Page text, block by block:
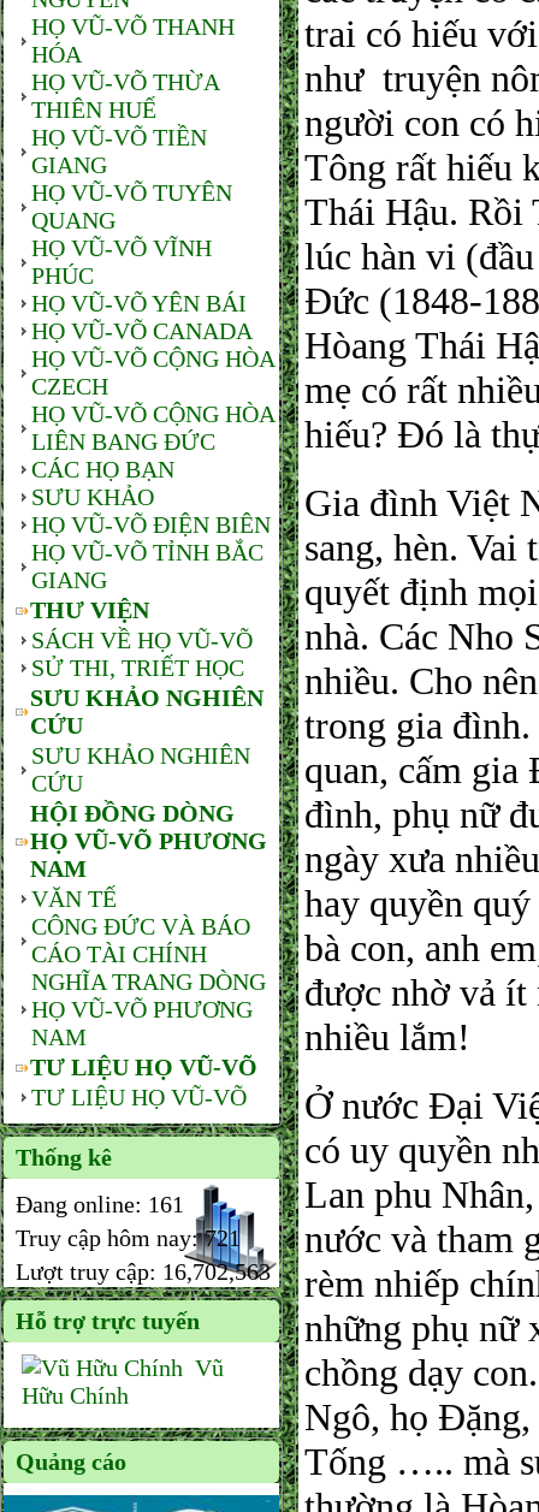
HỌ VŨ-VÕ THANH
HÓA
HỌ VŨ-VÕ THỪA
THIÊN HUẾ
HỌ VŨ-VÕ TIỀN
GIANG
HỌ VŨ-VÕ TUYÊN
QUANG
HỌ VŨ-VÕ VĨNH
PHÚC
HỌ VŨ-VÕ YÊN BÁI
HỌ VŨ-VÕ CANADA
HỌ VŨ-VÕ CỘNG HÒA
CZECH
HỌ VŨ-VÕ CỘNG HÒA
LIÊN BANG ĐỨC
CÁC HỌ BẠN
SƯU KHẢO
HỌ VŨ-VÕ ĐIỆN BIÊN
HỌ VŨ-VÕ TỈNH BẮC
GIANG
THƯ VIỆN
SÁCH VỀ HỌ VŨ-VÕ
SỬ THI, TRIẾT HỌC
SƯU KHẢO NGHIÊN
CỨU
SƯU KHẢO NGHIÊN
CỨU
HỘI ĐỒNG DÒNG
HỌ VŨ-VÕ PHƯƠNG
NAM
VĂN TẾ
CÔNG ĐỨC VÀ BÁO
CÁO TÀI CHÍNH
NGHĨA TRANG DÒNG
HỌ VŨ-VÕ PHƯƠNG
NAM
TƯ LIỆU HỌ VŨ-VÕ
TƯ LIỆU HỌ VŨ-VÕ
Thống kê
Đang online: 161
Truy cập hôm nay:721
Lượt truy cập: 16,702,563
Hỗ trợ trực tuyến
Vũ
Hữu Chính
Quảng cáo
trai có hiếu
như truyện
người con có
Tông rất hiếu
Thái Hậu. Rồi
lúc hàn vi
Đức (1848-
Hòang Thái
mẹ có rất
hiếu? Đó là
Gia đình Việt
sang, hèn.
quyết định
nhà. Các Nho
nhiều. Cho
trong gia
quan, cấm
đình, phụ nữ
ngày xưa
hay quyền
bà con, anh
được nhờ vả ít
nhiều lắm!
Ở nước Đại
có uy quyền
Lan phu
nước và tham
rèm nhiếp
những phụ nữ
chồng dạy
Ngô, họ
Tống ….. mà